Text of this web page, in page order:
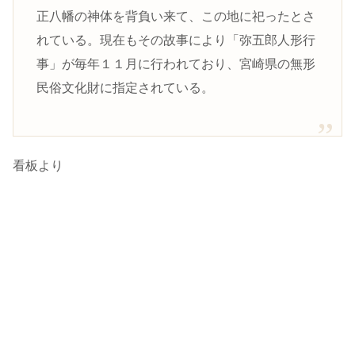
正八幡の神体を背負い来て、この地に祀ったとさ
れている。現在もその故事により「弥五郎人形行
事」が毎年１１月に行われており、宮崎県の無形
民俗文化財に指定されている。
看板より